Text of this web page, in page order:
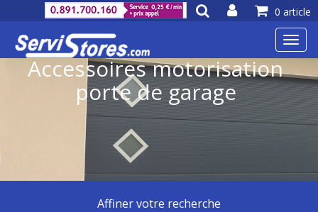
0 article
Accessoires motorisation
porte de garage
Affiner votre recherche